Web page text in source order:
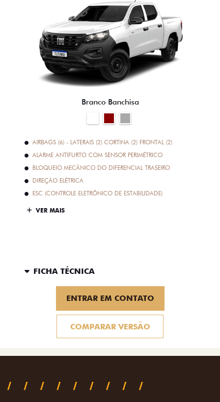
Branco Banchisa
AIRBAGS (6) - LATERAIS (2) CORTINA (2) FRONTAL (2)
ALARME ANTIFURTO COM SENSOR PERIMÉTRICO
BLOQUEIO MECÂNICO DO DIFERENCIAL TRASEIRO
DIREÇÃO ELÉTRICA
ESC (CONTROLE ELETRÔNICO DE ESTABILIDADE)
VER MAIS
FICHA TÉCNICA
ENTRAR EM CONTATO
COMPARAR VERSÃO